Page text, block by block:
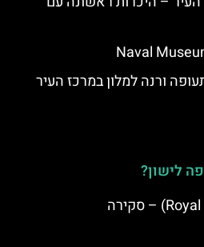
ורנה למלון במרכז העיר
לישון?